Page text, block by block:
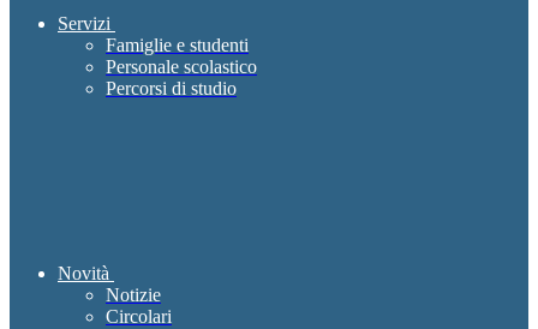
Servizi
Famiglie e studenti
Personale scolastico
Percorsi di studio
Novità
Notizie
Circolari